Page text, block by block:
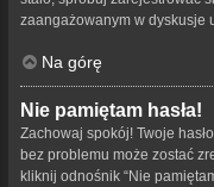
zaangażowanym w dyskusje
Na górę
Nie pamiętam hasła!
Zachowaj spokój! Twoje
bez problemu może zostać
kliknij odnośnik “Nie